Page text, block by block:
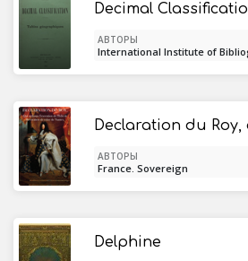
АВТОРЫ
International Institute of
АВТОРЫ
France. Sovereign
Delphine